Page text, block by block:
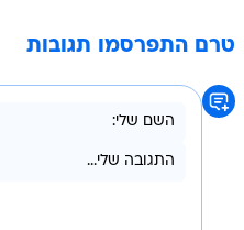
טרם התפרסמו תגובות